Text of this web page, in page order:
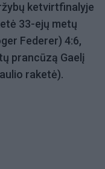
ketvirtfinalyje
33-ejų metų
Federer) 4:6,
prancūzą Gaelį
raketė).